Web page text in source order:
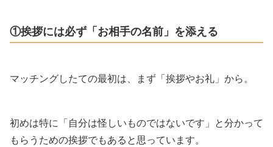
①挨拶には必ず「お相手の名前」を添える
マッチングしたての最初は、まず「挨拶やお礼」から。
初めは特に「自分は怪しいものではないです」と分かって
もらうための挨拶でもあると思っています。